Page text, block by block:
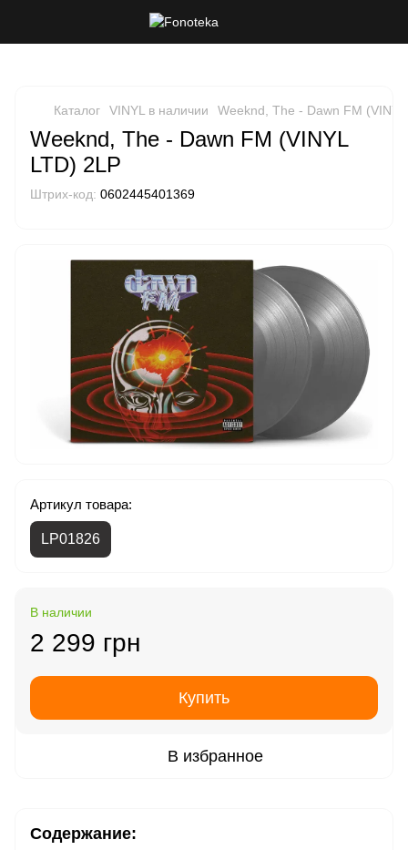
Каталог VINYL в наличии Weeknd, The - Dawn FM
Weeknd, The - Dawn FM (VINYL
LTD) 2LP
Штрих-код: 0602445401369
Артикул товара:
LP01826
В наличии
2 299 грн
Купить
В избранное
Содержание: